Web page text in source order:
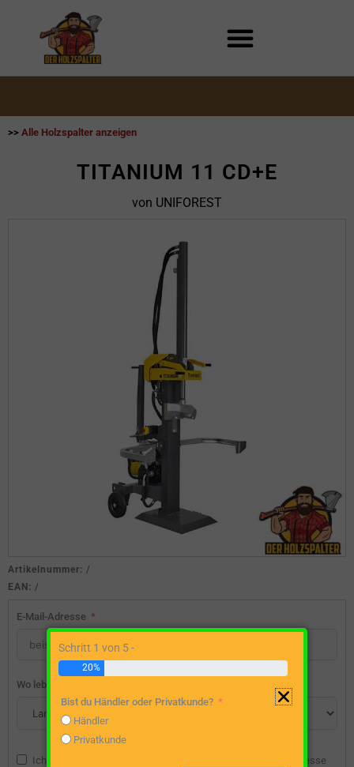
>> Alle Holzspalter anzeigen
TITANIUM 11 CD+E
von UNIFOREST
Artikelnummer: /
EAN: /
E-Mail-Adresse
Wo lebst du?
Ich bin damit einverstanden, dass die angegebene E-Mail-Adresse
Schritt 1 von 5 -
20%
Bist du Händler oder Privatkunde?
Händler
Privatkunde